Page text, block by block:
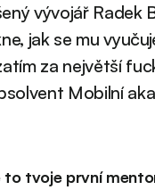
vývojář Radek
jak se mu
za největší
Mobilní
to tvoje první